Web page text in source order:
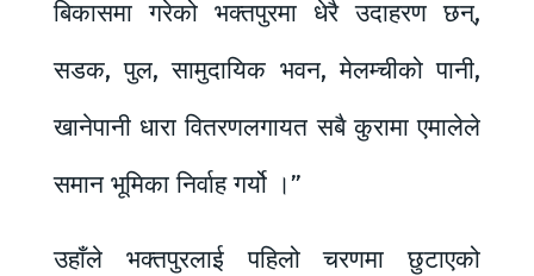
बिकासमा गरेको भक्तपुरमा धेरै उदाहरण छन्,
सडक, पुल, सामुदायिक भवन, मेलम्चीको पानी,
खानेपानी धारा वितरणलगायत सबै कुरामा एमालेले
समान भूमिका निर्वाह गर्यो ।”
उहाँले भक्तपुरलाई पहिलो चरणमा छुटाएको